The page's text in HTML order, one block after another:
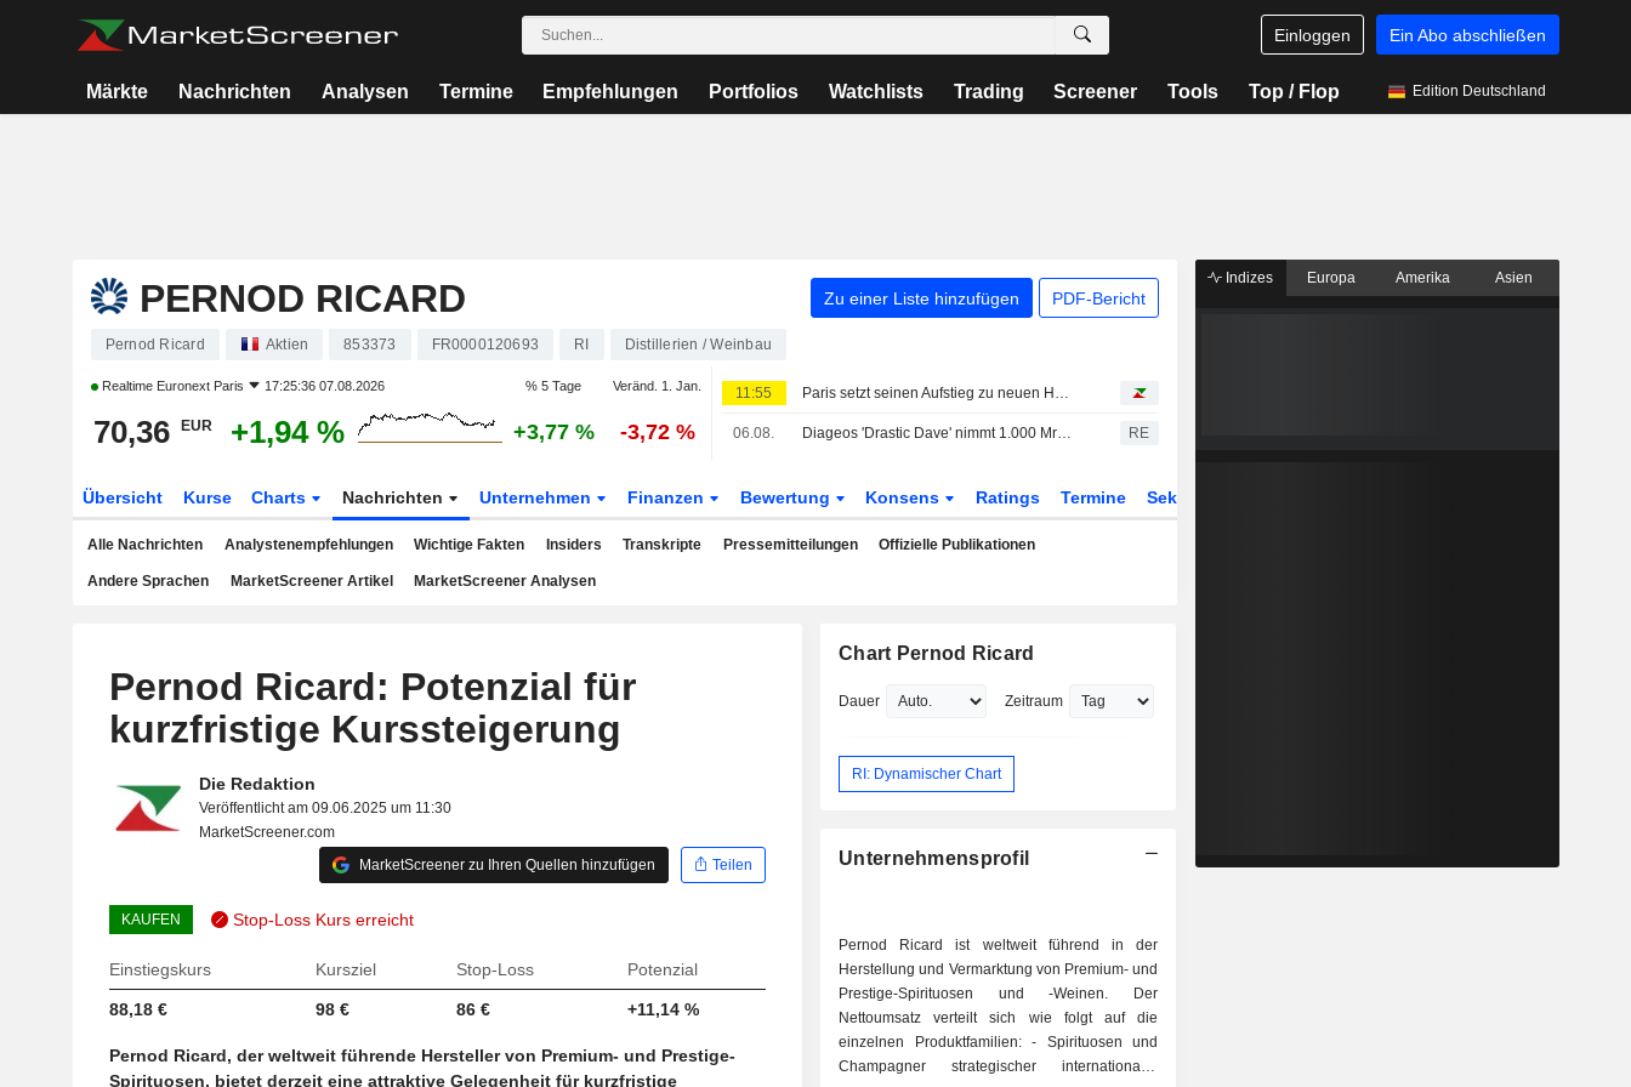
Einloggen Ein Abo abschließen
Märkte Nachrichten Analysen Termine Empfehlungen Portfolios Watchlists Trading Screener Tools Top / Flop Edition Deutschland
PERNOD RICARD Zu einer Liste hinzufügen PDF-Bericht
Pernod Ricard Aktien 853373 FR0000120693 RI Distillerien / Weinbau
Realtime Euronext Paris 17:25:36 07.08.2026 % 5 Tage Veränd. 1. Jan.
70,36 EUR +1,94 % +3,77 % -3,72 %
11:55 Paris setzt seinen Aufstieg zu neuen Höchstständen fort
06.08. Diageos 'Drastic Dave' nimmt 1.000 Mrd. USD Kosteneinsparungen ins Visier, um schwaches Wachstum zu bekämpfen RE
Übersicht Kurse Charts Nachrichten Unternehmen Finanzen Bewertung Konsens Ratings Termine Sektor
Alle Nachrichten Analystenempfehlungen Wichtige Fakten Insiders Transkripte Pressemitteilungen Offizielle Publikationen
Andere Sprachen MarketScreener Artikel MarketScreener Analysen
Pernod Ricard: Potenzial für
kurzfristige Kurssteigerung
Die Redaktion
Veröffentlicht am 09.06.2025 um 11:30
MarketScreener.com
MarketScreener zu Ihren Quellen hinzufügen
Teilen
KAUFEN Stop-Loss Kurs erreicht
Einstiegskurs Kursziel Stop-Loss Potenzial
88,18 € 98 € 86 € +11,14 %
Pernod Ricard, der weltweit führende Hersteller von Premium- und Prestige-
Spirituosen, bietet derzeit eine attraktive Gelegenheit für kurzfristige
Chart Pernod Ricard
Dauer Zeitraum
RI: Dynamischer Chart
Unternehmensprofil
Pernod Ricard ist weltweit führend in der
Herstellung und Vermarktung von Premium- und
Prestige-Spirituosen und -Weinen. Der
Nettoumsatz verteilt sich wie folgt auf die
einzelnen Produktfamilien: - Spirituosen und
Champagner strategischer internationaler
Indizes Europa Amerika Asien